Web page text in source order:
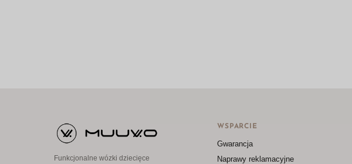
Funkcjonalne wózki dziecięce
WSPARCIE
Gwarancja
Naprawy reklamacyjne